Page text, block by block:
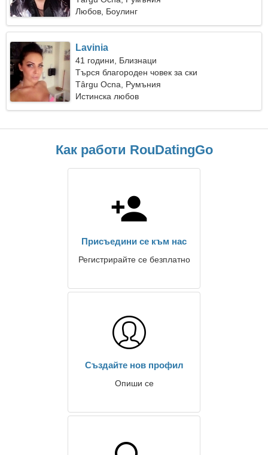
Любов, Боулинг
Lavinia
41 години, Близнаци
Търся благороден човек за ски
Târgu Ocna, Румъния
Истинска любов
Как работи RouDatingGo
Присъедини се към нас
Регистрирайте се безплатно
Създайте нов профил
Опиши се